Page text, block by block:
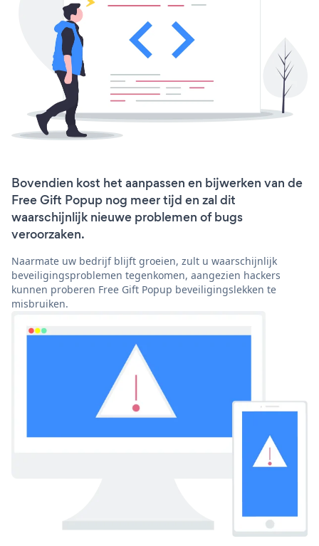
Bovendien kost het aanpassen en bijwerken van de
Free Gift Popup nog meer tijd en zal dit
waarschijnlijk nieuwe problemen of bugs
veroorzaken.
Naarmate uw bedrijf blijft groeien, zult u waarschijnlijk
beveiligingsproblemen tegenkomen, aangezien hackers
kunnen proberen Free Gift Popup beveiligingslekken te
misbruiken.